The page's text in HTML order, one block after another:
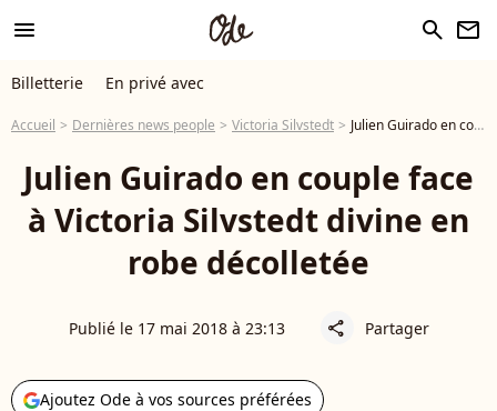
menu search newsletter
Billetterie En privé avec
Accueil Dernières news people Victoria Silvstedt Julien Guirado en couple face à Victoria Silvstedt divine en robe décolletée
Julien Guirado en couple face
à Victoria Silvstedt divine en
robe décolletée
Publié le 17 mai 2018 à 23:13 share Partager
Ajoutez Ode à vos sources préférées